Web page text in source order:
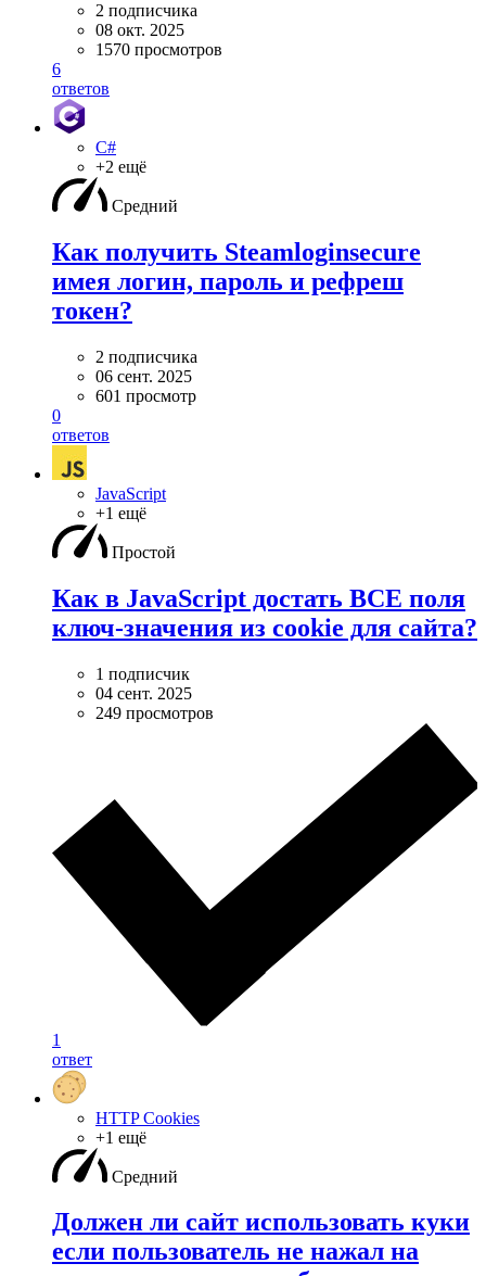
2 подписчика
08 окт. 2025
1570 просмотров
6
ответов
C#
+2 ещё
Средний
Как получить Steamloginsecure
имея логин, пароль и рефреш
токен?
2 подписчика
06 сент. 2025
601 просмотр
0
ответов
JavaScript
+1 ещё
Простой
Как в JavaScript достать ВСЕ поля
ключ-значения из cookie для сайта?
1 подписчик
04 сент. 2025
249 просмотров
1
ответ
HTTP Cookies
+1 ещё
Средний
Должен ли сайт использовать куки
если пользователь не нажал на